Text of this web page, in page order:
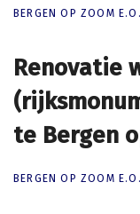
BERGEN OP ZOOM E.O.
Renovatie
te Bergen
Renovatie
te Bergen
BERGEN OP ZOOM E.O.